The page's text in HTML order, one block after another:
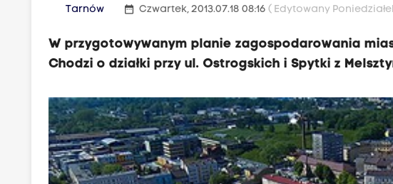
Tarnów date_range Czwartek, 2013.07.18 08:16( Edytowany
W przygotowywanym planie zagospodarowania
Chodzi o działki przy ul. Ostrogskich i Spytki z